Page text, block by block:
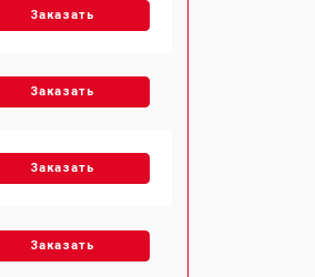
Заказать
Заказать
Заказать
Заказать